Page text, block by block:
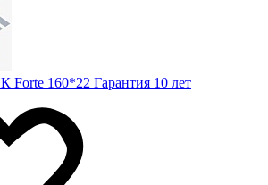
Forte 160*22 Гарантия 10 лет